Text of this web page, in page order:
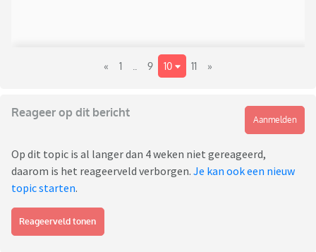
« 1 9 10 11 »
Reageer op dit bericht
Aanmelden
Op dit topic is al langer dan 4 weken niet gereageerd,
daarom is het reageerveld verborgen. Je kan ook een nieuw
topic starten.
Reageerveld tonen